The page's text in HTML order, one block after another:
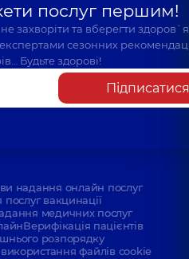
послуг першим!
захворіти та вберегти
сезонних
Будьте здорові!
Підписатися
надання онлайн послуг
вакцинації
медичних послуг
Верифікація пацієнтів
розпорядку
використання файлів cookie